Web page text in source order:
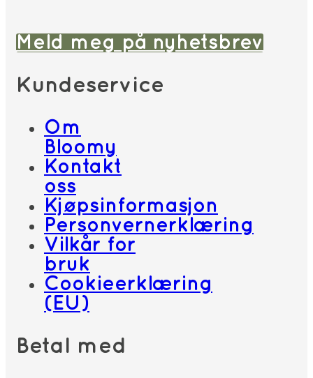
Meld meg på nyhetsbrev
Kundeservice
Om
Bloomy
Kontakt
oss
Kjøpsinformasjon
Personvernerklæring
Vilkår for
bruk
Cookieerklæring
(EU)
Betal med